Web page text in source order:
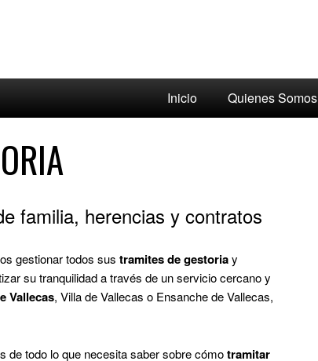
Inicio Quienes Somos
familia, herencias y contratos
gestionar todos sus tramites de gestoriay
su tranquilidad a través de un servicio cercano y
Vallecas, Villa de Vallecas o Ensanche de Vallecas,
de todo lo que necesita saber sobre cómotramitar